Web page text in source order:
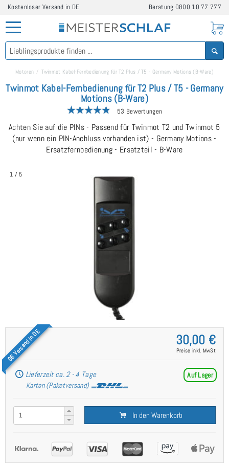
Kostenloser Versand in DE Beratung 0800 10 77 777
Motoren Twinmot Kabel-Fernbedienung für T2 Plus / T5 - Germany Motions (B-Ware)
Twinmot Kabel-Fernbedienung für T2 Plus / T5 - Germany
Motions (B-Ware)
53 Bewertungen
Achten Sie auf die PINs - Passend für Twinmot T2 und Twinmot 5
(nur wenn ein PIN-Anchluss vorhanden ist) - Germany Motions -
Ersatzfernbedienung - Ersatzteil - B-Ware
1 / 5
0€ Versand in DE 30,00 €
Preise inkl. MwSt
Auf Lager
Lieferzeit ca. 2 - 4 Tage
Karton (Paketversand)
In den Warenkorb